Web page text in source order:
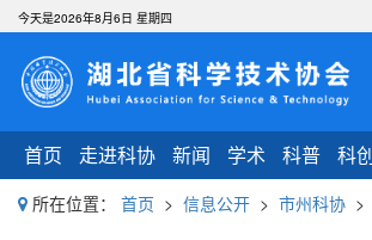
首页 走进科协 新闻 学术 科普 科
今天是2026年8月6日 星期四
所在位置： 首页 > 信息公开 > 市州科协 >